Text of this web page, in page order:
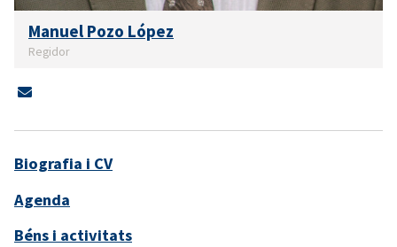
Manuel Pozo López
Regidor
Biografia i CV
Agenda
Béns i activitats